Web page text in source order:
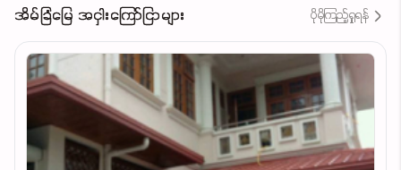
အိမ်ခြံမြေ အငှါးကြော်ငြာများ ပိုမိုကြည့်ရှုရန်